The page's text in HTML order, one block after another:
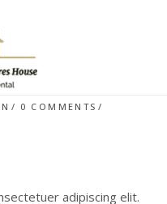
0 COMMENTS
adipiscing elit.